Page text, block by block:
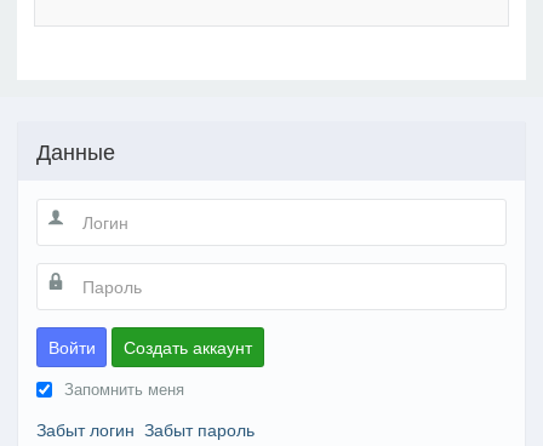
Данные
Войти Создать аккаунт
Запомнить меня
Забыт логин Забыт пароль